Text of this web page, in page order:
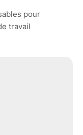
pour
travail